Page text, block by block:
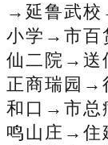
→延鲁武
小学→市
仙二院→送
正商瑞园→
和口→市总
鸣山庄→住